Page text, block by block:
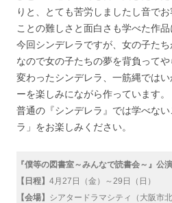
りと、とても苦労しましたし音で
ことの難しさと面白さも学べた作品
今回シンデレラですが、女の子た
なので女の子たちの夢を背負って
変わったシンデレラ、一筋縄では
ーを楽しみにながら作っています。
普通の『シンデレラ』では学べな
ラ」をお楽しみください。
『僕等の図書室～みんなで読書会～』公
【日程】 4月27日（金）～29日（日）
【会場】 シアタードラマシティ（大阪市